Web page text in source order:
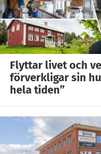
Flyttar livet och
förverkligar sin
hela tiden”